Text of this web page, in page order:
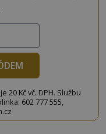
20 Kč vč. DPH. Službu
602 777 555,